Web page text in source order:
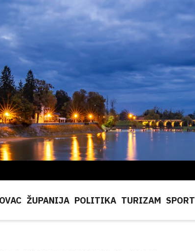
ŽUPANIJA POLITIKA TURIZAM SPORT